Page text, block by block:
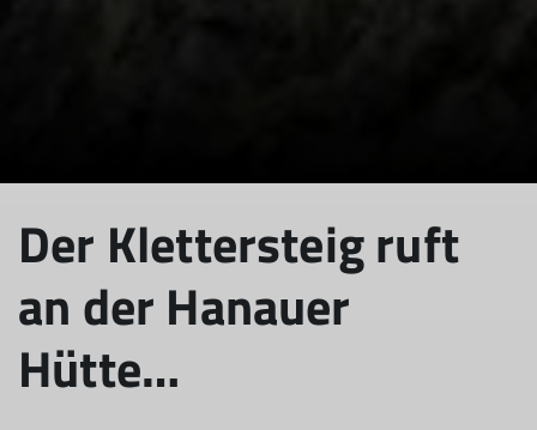
Der Klettersteig ruft
an der Hanauer
Hütte…